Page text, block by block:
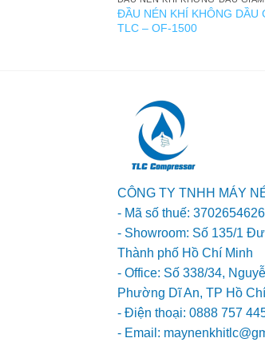
ĐẦU NÉN KHÍ KHÔNG DẦU
TLC – OF-1500
CÔNG TY TNHH MÁY
- Mã số thuế: 3702654626
- Showroom: Số 135/1
Thành phố Hồ Chí Minh
- Office: Số 338/34,
Phường Dĩ An, TP Hồ
- Điện thoại: 0888 757
- Email: